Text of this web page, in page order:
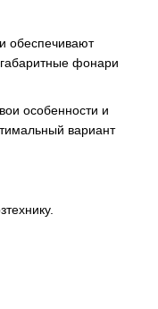
обеспечивают
габаритные фонари
особенности и
вариант